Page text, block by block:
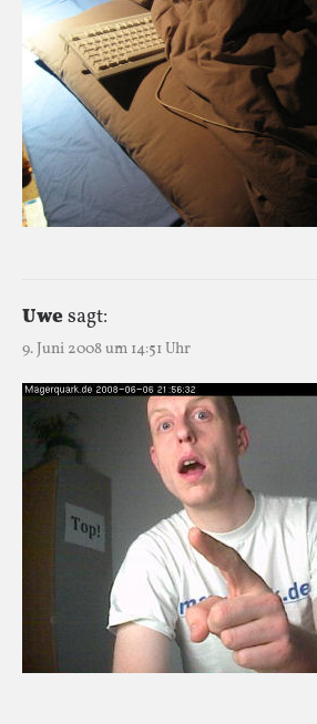
Uwesagt:
9. Juni 2008 um 14:51 Uhr